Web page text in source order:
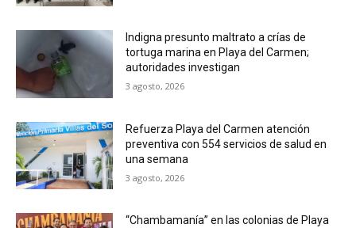
Indigna presunto maltrato a crías de
tortuga marina en Playa del Carmen;
autoridades investigan
3 agosto, 2026
Refuerza Playa del Carmen atención
preventiva con 554 servicios de salud en
una semana
3 agosto, 2026
“Chambamanía” en las colonias de Playa